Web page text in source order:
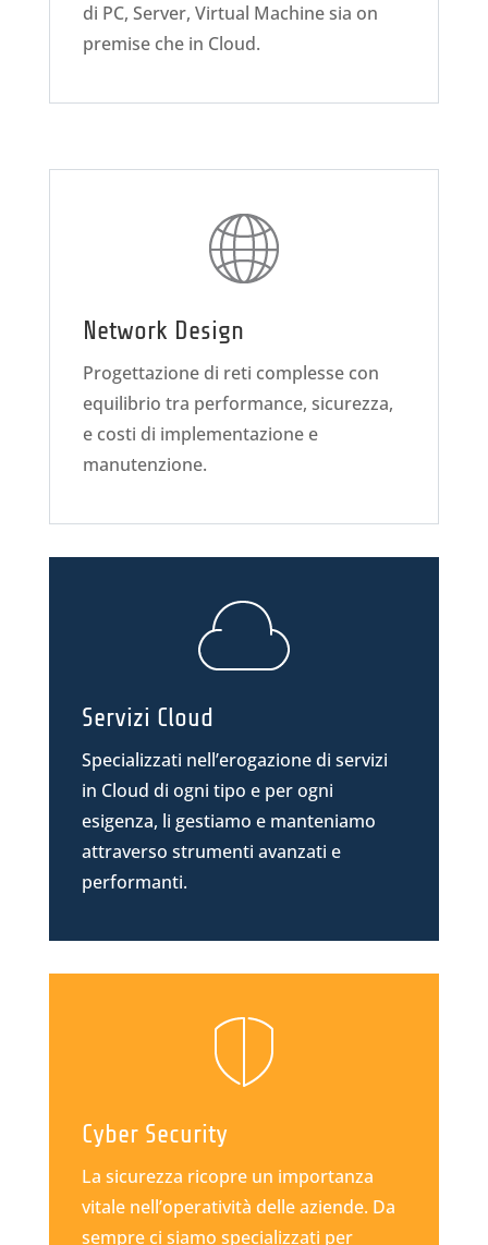
di PC, Server, Virtual Machine sia on
premise che in Cloud.
Network Design
Progettazione di reti complesse con
equilibrio tra performance, sicurezza,
e costi di implementazione e
manutenzione.
Servizi Cloud
Specializzati nell’erogazione di servizi
in Cloud di ogni tipo e per ogni
esigenza, li gestiamo e manteniamo
attraverso strumenti avanzati e
performanti.
Cyber Security
La sicurezza ricopre un importanza
vitale nell’operatività delle aziende. Da
sempre ci siamo specializzati per